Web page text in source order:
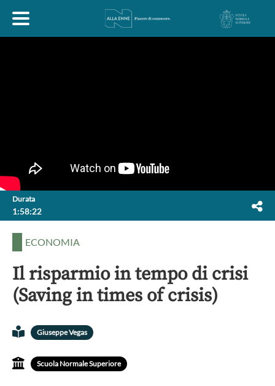
LETTERATURA
POLITICA
Durata
1:58:22
ECONOMIA
Il risparmio in tempo di crisi
(Saving in times of crisis)
Giuseppe Vegas
Scuola Normale Superiore